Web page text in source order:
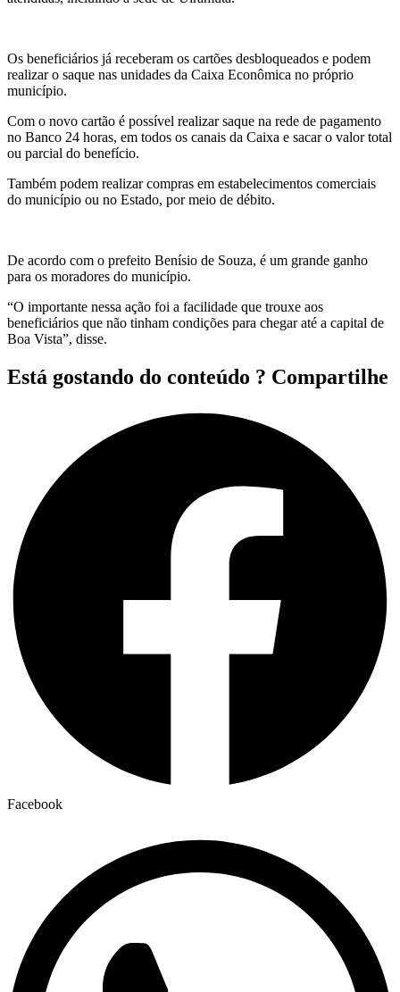
Os beneficiários já receberam os cartões desbloqueados e podem
realizar o saque nas unidades da Caixa Econômica no próprio
município.
Com o novo cartão é possível realizar saque na rede de pagamento
no Banco 24 horas, em todos os canais da Caixa e sacar o valor total
ou parcial do benefício.
Também podem realizar compras em estabelecimentos comerciais
do município ou no Estado, por meio de débito.
De acordo com o prefeito Benísio de Souza, é um grande ganho
para os moradores do município.
“O importante nessa ação foi a facilidade que trouxe aos
beneficiários que não tinham condições para chegar até a capital de
Boa Vista”, disse.
Está gostando do conteúdo ? Compartilhe
Facebook